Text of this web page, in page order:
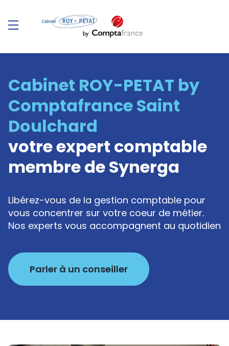
Cabinet ROY-PETAT by
Comptafrance Saint
Doulchard
votre expert comptable
membre de Synerga
Libérez-vous de la gestion comptable pour
vous concentrer sur votre coeur de métier.
Nos experts vous accompagnent au quotidien
Parler à un conseiller